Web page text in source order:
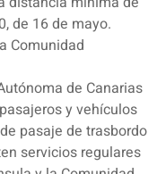
de 16 de mayo.
Comunidad
de Canarias
y vehículos
pasaje de trasbordo
servicios regulares